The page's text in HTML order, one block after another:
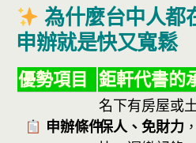
為什麼台中人都
申辦就是快又寬鬆
優勢項目 鉅軒代書的
申辦條件
名下有房屋或
保人、免財力